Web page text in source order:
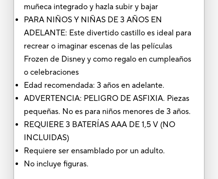
muñeca integrado y hazla subir y bajar
PARA NIÑOS Y NIÑAS DE 3 AÑOS EN
ADELANTE: Este divertido castillo es ideal para
recrear o imaginar escenas de las películas
Frozen de Disney y como regalo en cumpleaños
o celebraciones
Edad recomendada: 3 años en adelante.
ADVERTENCIA: PELIGRO DE ASFIXIA. Piezas
pequeñas. No es para niños menores de 3 años.
REQUIERE 3 BATERÍAS AAA DE 1,5 V (NO
INCLUIDAS)
Requiere ser ensamblado por un adulto.
No incluye figuras.